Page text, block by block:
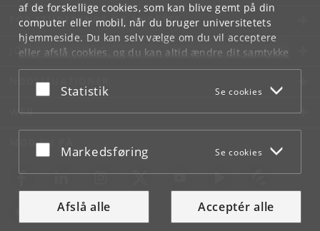
af de forskellige cookies, som kan blive gemt på din
computer eller mobil, når du bruger universitetets
hjemmeside. Du kan selv vælge om du vil acceptere
eller afslå cookies, og du kan altid ændre dit samtykke
underCookie- og privatlivspolitiksom du finder i
bunden af hver side.
Acceptér eller afslå
Statistik Se cookies
Acceptér eller afslå
Markedsføring Se cookies
Afslå alle Acceptér alle
FOR STUDERENDE OG ANSATTE
JOB OG KARRIERE
NØDSITUATIONER
WEB
MØD KU PÅ